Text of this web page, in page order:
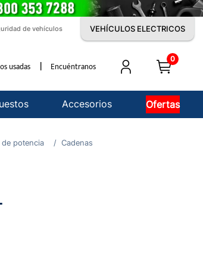
de vehículos VEHÍCULOS ELECTRICOS
usadas Encuéntranos
0
Accesorios Ofertas
potencia Cadenas